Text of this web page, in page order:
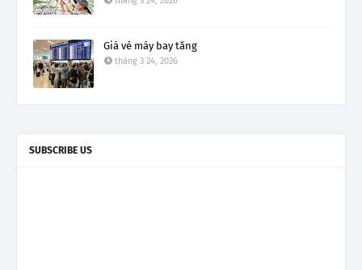
Giá vé máy bay tăng
tháng 3 24, 2026
SUBSCRIBE US